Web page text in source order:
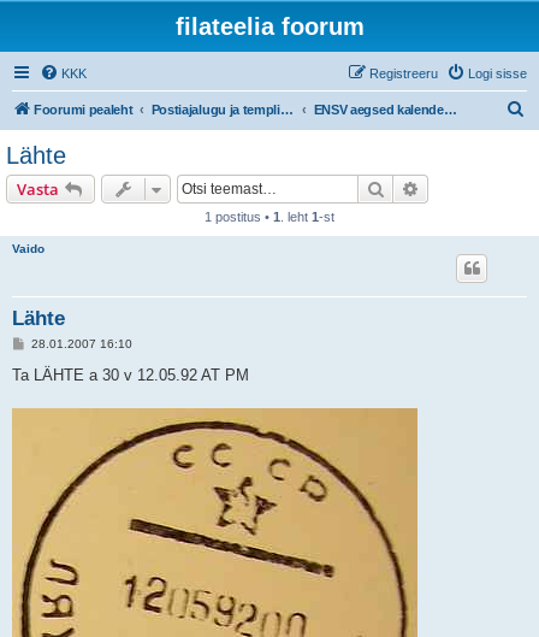
filateelia foorum
KKK Logi sisse
Registreeru
Foorumi pealeht Postiajalugu ja templijäljendite kogumine ENSV aegsed kalendertemplid
Lähte
Vasta Otsi
1 postitus • 1 . leht 1-st
Vaido
Lähte
P
s
28.01.2007 16:10
Ta LÄHTE a 30 v 12.05.92 AT PM